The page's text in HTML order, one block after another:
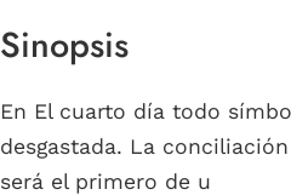
Sinopsis
En El cuarto día todo
desgastada. La
será el primero de u